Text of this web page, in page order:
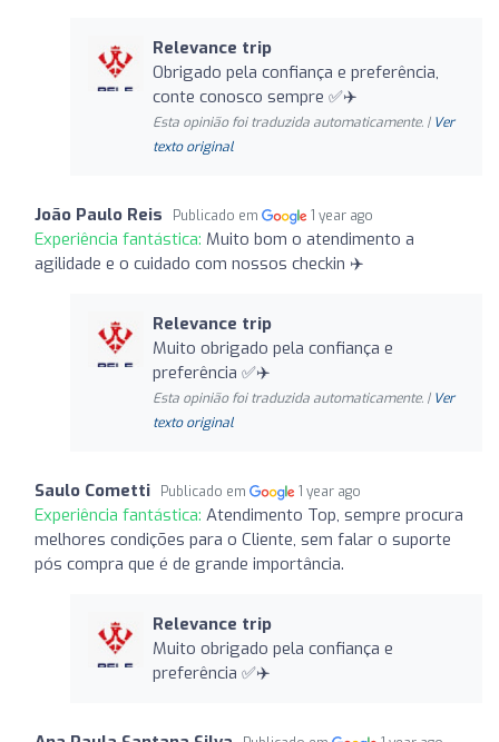
Relevance trip
Obrigado pela confiança e preferência,
conte conosco sempre ✅✈️
Esta opinião foi traduzida automaticamente. | Ver
texto original
João Paulo Reis Publicado em 1 year ago
Experiência fantástica: Muito bom o atendimento a
agilidade e o cuidado com nossos checkin ✈️
Relevance trip
Muito obrigado pela confiança e
preferência ✅✈️
Esta opinião foi traduzida automaticamente. | Ver
texto original
Saulo Cometti Publicado em 1 year ago
Experiência fantástica: Atendimento Top, sempre procura
melhores condições para o Cliente, sem falar o suporte
pós compra que é de grande importância.
Relevance trip
Muito obrigado pela confiança e
preferência ✅✈️